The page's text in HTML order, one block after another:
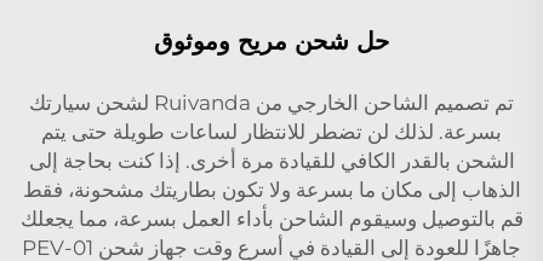
حل شحن مريح وموثوق
تم تصميم الشاحن الخارجي من Ruivanda لشحن سيارتك
بسرعة. لذلك لن تضطر للانتظار لساعات طويلة حتى يتم
الشحن بالقدر الكافي للقيادة مرة أخرى. إذا كنت بحاجة إلى
الذهاب إلى مكان ما بسرعة ولا تكون بطاريتك مشحونة، فقط
قم بالتوصيل وسيقوم الشاحن بأداء العمل بسرعة، مما يجعلك
جاهزًا للعودة إلى القيادة في أسرع وقت
جهاز شحن PEV-01